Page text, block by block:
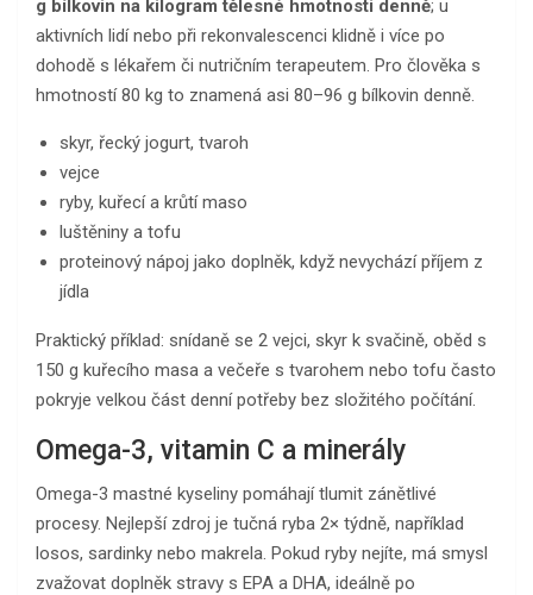
g bílkovin na kilogram tělesné hmotnosti denně; u
aktivních lidí nebo při rekonvalescenci klidně i více po
dohodě s lékařem či nutričním terapeutem. Pro člověka s
hmotností 80 kg to znamená asi 80–96 g bílkovin denně.
skyr, řecký jogurt, tvaroh
vejce
ryby, kuřecí a krůtí maso
luštěniny a tofu
proteinový nápoj jako doplněk, když nevychází příjem z
jídla
Praktický příklad: snídaně se 2 vejci, skyr k svačině, oběd s
150 g kuřecího masa a večeře s tvarohem nebo tofu často
pokryje velkou část denní potřeby bez složitého počítání.
Omega-3, vitamin C a minerály
Omega-3 mastné kyseliny pomáhají tlumit zánětlivé
procesy. Nejlepší zdroj je tučná ryba 2× týdně, například
losos, sardinky nebo makrela. Pokud ryby nejíte, má smysl
zvažovat doplněk stravy s EPA a DHA, ideálně po